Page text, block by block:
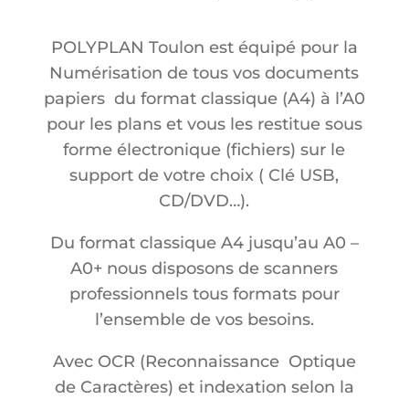
POLYPLAN Toulon est équipé pour la
Numérisation de tous vos documents
papiers du format classique (A4) à l’A0
pour les plans et vous les restitue sous
forme électronique (fichiers) sur le
support de votre choix ( Clé USB,
CD/DVD…).
Du format classique A4 jusqu’au A0 –
A0+ nous disposons de scanners
professionnels tous formats pour
l’ensemble de vos besoins.
Avec OCR (Reconnaissance Optique
de Caractères) et indexation selon la